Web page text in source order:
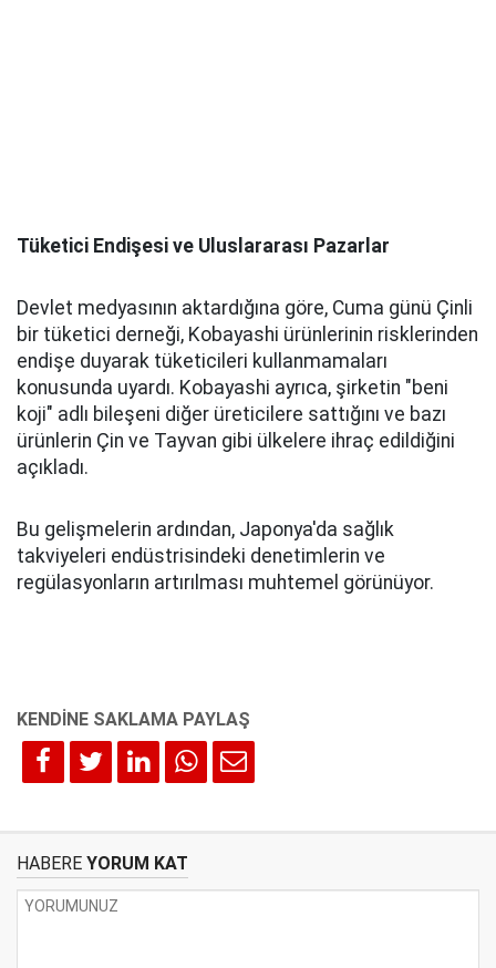
Tüketici Endişesi ve Uluslararası Pazarlar
Devlet medyasının aktardığına göre, Cuma günü Çinli
bir tüketici derneği, Kobayashi ürünlerinin risklerinden
endişe duyarak tüketicileri kullanmamaları
konusunda uyardı. Kobayashi ayrıca, şirketin "beni
koji" adlı bileşeni diğer üreticilere sattığını ve bazı
ürünlerin Çin ve Tayvan gibi ülkelere ihraç edildiğini
açıkladı.
Bu gelişmelerin ardından, Japonya'da sağlık
takviyeleri endüstrisindeki denetimlerin ve
regülasyonların artırılması muhtemel görünüyor.
HABERE YORUM KAT